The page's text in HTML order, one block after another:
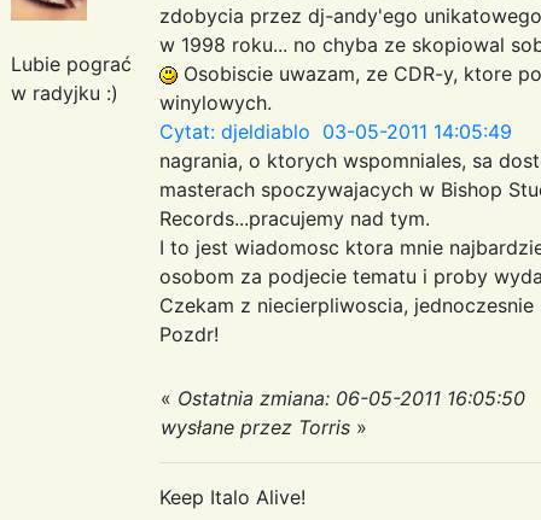
Lubie pograć
w radyjku :)
zdobycia przez dj-andy'ego
w 1998 roku... no chyba ze skopiowal
Osobiscie uwazam, ze CDR-y, ktore
winylowych.
Cytat: djeldiablo 03-05-2011 14:05:49
nagrania, o ktorych wspomniales, sa
masterach spoczywajacych w Bishop
Records...pracujemy nad tym.
I to jest wiadomosc ktora mnie
osobom za podjecie tematu i proby
Czekam z niecierpliwoscia,
Pozdr!
« Ostatnia zmiana: 06-05-2011 16:05:50
wysłane przez Torris »
Keep Italo Alive!